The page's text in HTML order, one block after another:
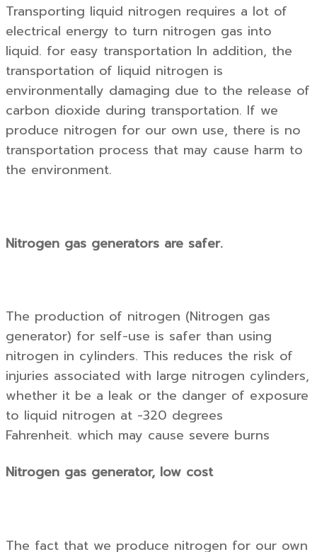
Transporting liquid nitrogen requires a lot of
electrical energy to turn nitrogen gas into
liquid. for easy transportation In addition, the
transportation of liquid nitrogen is
environmentally damaging due to the release of
carbon dioxide during transportation. If we
produce nitrogen for our own use, there is no
transportation process that may cause harm to
the environment.
Nitrogen gas generators are safer.
The production of nitrogen (Nitrogen gas
generator) for self-use is safer than using
nitrogen in cylinders. This reduces the risk of
injuries associated with large nitrogen cylinders,
whether it be a leak or the danger of exposure
to liquid nitrogen at -320 degrees
Fahrenheit. which may cause severe burns
Nitrogen gas generator, low cost
The fact that we produce nitrogen for our own